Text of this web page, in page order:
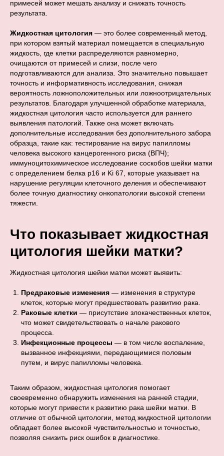
примесей может мешать анализу и снижать точность
результата.
Жидкостная цитология — это более современный метод,
при котором взятый материал помещается в специальную
жидкость, где клетки распределяются равномерно,
очищаются от примесей и слизи, после чего
подготавливаются для анализа. Это значительно повышает
точность и информативность исследования, снижая
вероятность ложноположительных или ложноотрицательных
результатов. Благодаря улучшенной обработке материала,
жидкостная цитология часто используется для раннего
выявления патологий. Также она может включать
дополнительные исследования без дополнительного забора
образца, такие как: тестирование на вирус папилломы
человека высокого канцерогенного риска (ВПЧ);
иммуноцитохимическое исследование соскобов шейки матки
с определением белка р16 и Ki 67, которые указывает на
нарушение регуляции клеточного деления и обеспечивают
более точную диагностику онкопатологии высокой степени
тяжести.
Что показывает жидкостная
цитология шейки матки?
Жидкостная цитология шейки матки может выявить:
Предраковые изменения — изменения в структуре
клеток, которые могут предшествовать развитию рака.
Раковые клетки — присутствие злокачественных клеток,
что может свидетельствовать о начале ракового
процесса.
Инфекционные процессы — в том числе воспаление,
вызванное инфекциями, передающимися половым
путем, и вирус папилломы человека.
Таким образом, жидкостная цитология помогает
своевременно обнаружить изменения на ранней стадии,
которые могут привести к развитию рака шейки матки. В
отличие от обычной цитологии, метод жидкостной цитологии
обладает более высокой чувствительностью и точностью,
позволяя снизить риск ошибок в диагностике.